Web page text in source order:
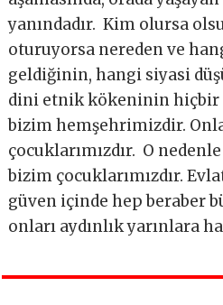
yanındadır. Kim olursa
oturuyorsa nereden ve
geldiğinin, hangi siyasi
dini etnik kökeninin hiçbir
bizim hemşehrimizdir.
çocuklarımızdır. O
bizim çocuklarımızdır.
güven içinde hep beraber
onları aydınlık yarınlara